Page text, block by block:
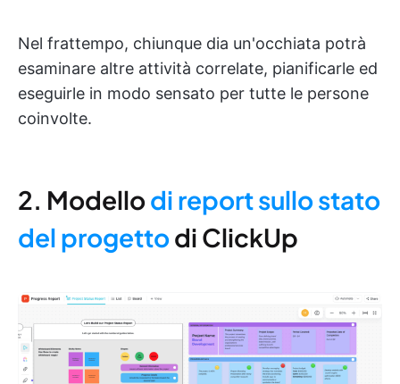
Nel frattempo, chiunque dia un'occhiata potrà
esaminare altre attività correlate, pianificarle ed
eseguirle in modo sensato per tutte le persone
coinvolte.
2. Modello di report sullo stato
del progetto di ClickUp